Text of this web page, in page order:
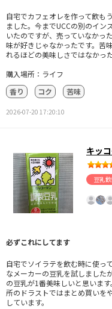
自宅でカフェオレを作って飲も
ました。今までUCCの別のイン
いたのですが、売っていなかっ
味が好きじゃなかったです。苦
れるほどの美味しさではなかっ
購入場所：ライフ
香り
コク 苦味
2026-07-20 17:20:10
キッ
豆乳
必ずこれにしてます
自宅でソイラテを飲む時に使っ
なメーカーの豆乳を試しました
の豆乳が1番美味しいと思いま
所のドラストではまとめ買いを
しています。